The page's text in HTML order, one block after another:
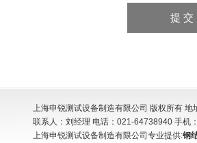
上海申锐测试设备制造有限公司 版权所有
联系人：刘经理 电话：021-64738940 手
上海申锐测试设备制造有限公司专业提供:钢